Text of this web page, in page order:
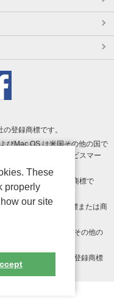
登録商標です。
びMac OS は米国その他の国で
は Apple Inc. のサービスマー
ゴ は Google LLC の商標で
の国における登録商標または商
Inc.の米国およびその他の
は各社の商標または登録商標
These
properly
our site